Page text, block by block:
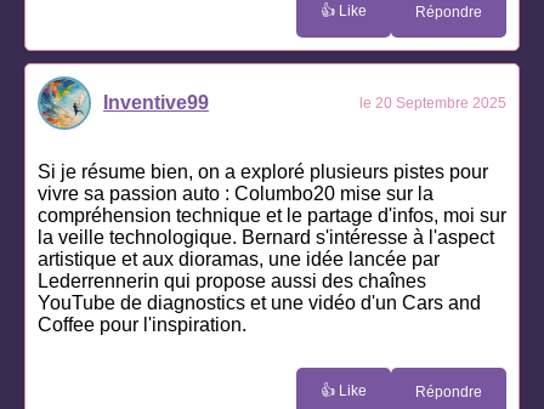
👍 Like Répondre
Inventive99 le 20 Septembre 2025
Si je résume bien, on a exploré plusieurs pistes pour
vivre sa passion auto : Columbo20 mise sur la
compréhension technique et le partage d'infos, moi sur
la veille technologique. Bernard s'intéresse à l'aspect
artistique et aux dioramas, une idée lancée par
Lederrennerin qui propose aussi des chaînes
YouTube de diagnostics et une vidéo d'un Cars and
Coffee pour l'inspiration.
👍 Like Répondre